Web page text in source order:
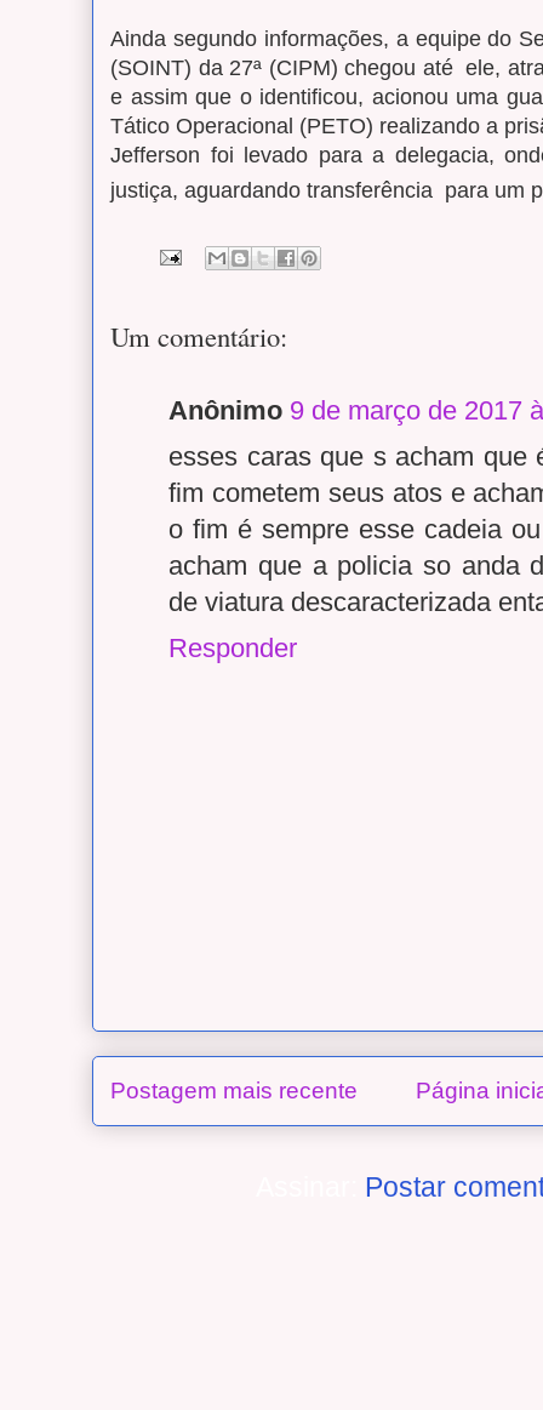
Ainda segundo informações, a equipe do
(SOINT) da 27ª (CIPM) chegou até ele,
e assim que o identificou, acionou uma
Tático Operacional (PETO) realizando a
Jefferson foi levado para a delegacia,
justiça, aguardando transferência para um
Um comentário:
Anônimo 9 de março de 2017
esses caras que s acham que
fim cometem seus atos e
o fim é sempre esse cadeia
acham que a policia so anda
de viatura descaracterizada
Responder
Postagem mais recente Página
Postar